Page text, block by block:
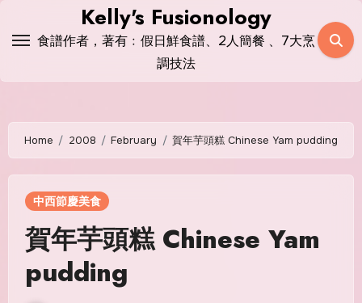
Kelly's Fusionology
食譜作者，著有﹕假日鮮食譜、2人簡餐 、7大烹
調技法
Home 2008 February 賀年芋頭糕 Chinese Yam pudding
中西節慶美食
賀年芋頭糕 Chinese Yam
pudding